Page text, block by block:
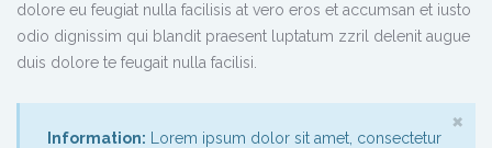
dolore eu feugiat nulla facilisis at vero eros et accumsan et iusto
odio dignissim qui blandit praesent luptatum zzril delenit augue
duis dolore te feugait nulla facilisi.
Information: Lorem ipsum dolor sit amet, consectetur
×